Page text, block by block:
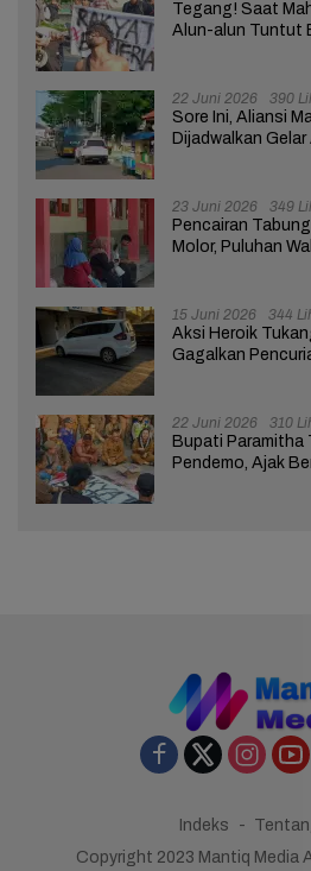
Tegang! Saat
Alun-alun Tuntut
22 Juni 2026 390
Sore Ini, Aliansi
Dijadwalkan
23 Juni 2026 349
Pencairan
Molor, Puluhan
15 Juni 2026 344
Aksi Heroik
Gagalkan
22 Juni 2026 310
Bupati Paramitha
Pendemo, Ajak
Indeks
Copyright 2023 Mantiq Media